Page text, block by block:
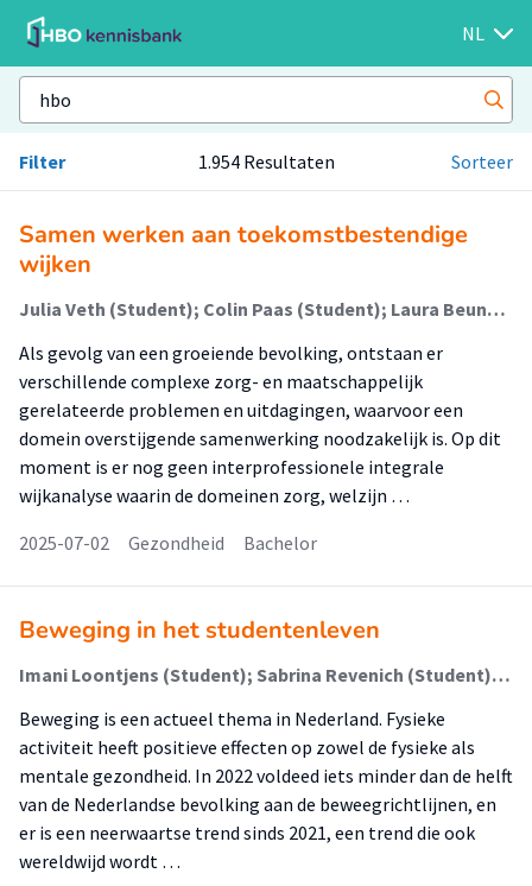
NL
Filter 1.954 Resultaten Sorteer
Samen werken aan toekomstbestendige
wijken
Julia Veth (Student); Colin Paas (Student); Laura Beunen-Verbeek (Begeleider)
Als gevolg van een groeiende bevolking, ontstaan er
verschillende complexe zorg- en maatschappelijk
gerelateerde problemen en uitdagingen, waarvoor een
domein overstijgende samenwerking noodzakelijk is. Op dit
moment is er nog geen interprofessionele integrale
wijkanalyse waarin de domeinen zorg, welzijn …
2025-07-02
Gezondheid Bachelor
Beweging in het studentenleven
Imani Loontjens (Student); Sabrina Revenich (Student); Laura Beunen-Verbeek (Begeleider)
Beweging is een actueel thema in Nederland. Fysieke
activiteit heeft positieve effecten op zowel de fysieke als
mentale gezondheid. In 2022 voldeed iets minder dan de helft
van de Nederlandse bevolking aan de beweegrichtlijnen, en
er is een neerwaartse trend sinds 2021, een trend die ook
wereldwijd wordt …